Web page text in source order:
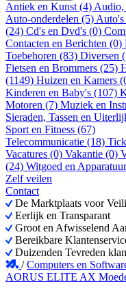
Antiek en Kunst (4) Audio,
Auto-onderdelen (5)
(24) Cd's en Dvd's (0)
Contacten en Berichten (0)
Toebehoren (83) Diversen
Fietsen en Brommers (25)
(1149) Huizen en Kamers
Kinderen en Baby's (107)
Motoren (7) Muziek en
Sieraden, Tassen en
Sport en Fitness (67)
Telecommunicatie (18)
Vacatures (0) Vakantie (0)
(24) Witgoed en
Zelf veilen
Contact
De Marktplaats voor
Eerlijk en Transparant
Groot en Afwisselend
Bereikbare
Duizenden Tevreden
/Computers en
AORUS ELITE AX